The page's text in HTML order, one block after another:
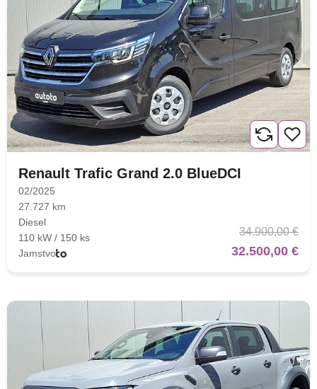
Renault Trafic Grand 2.0 BlueDCI
02/2025
27.727 km
Diesel
110 kW / 150 ks
Jamstvo
34.900,00 €
32.500,00 €